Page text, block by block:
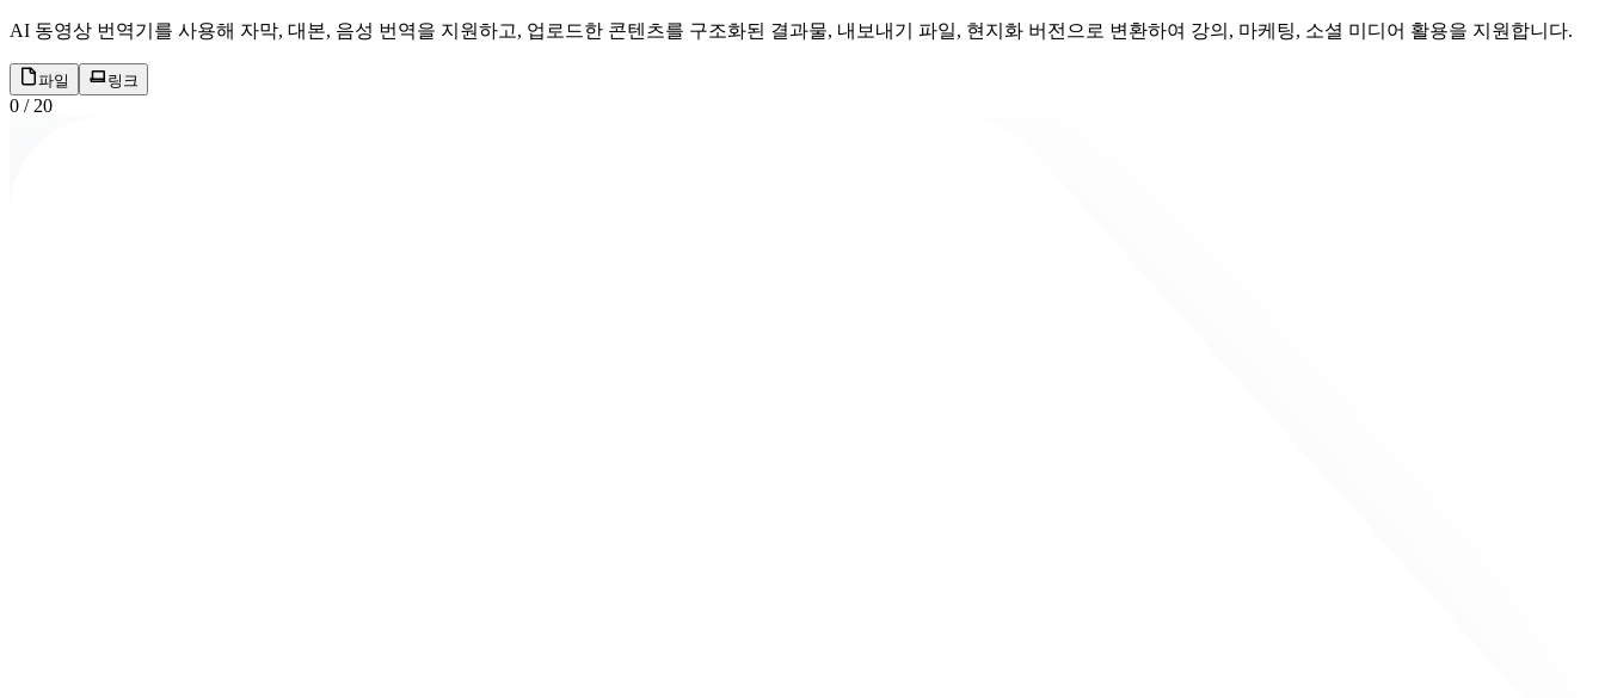
AI 동영상 번역기를 사용해 자막, 대본, 음성 번역을 지원하고, 업로드한 콘텐츠를 구조화된 결과물, 내보내기 파일, 현지화 버전으로 변환하여 강의, 마케팅, 소셜 미디어 활용을 지원합니다.
파일 링크
0 / 20